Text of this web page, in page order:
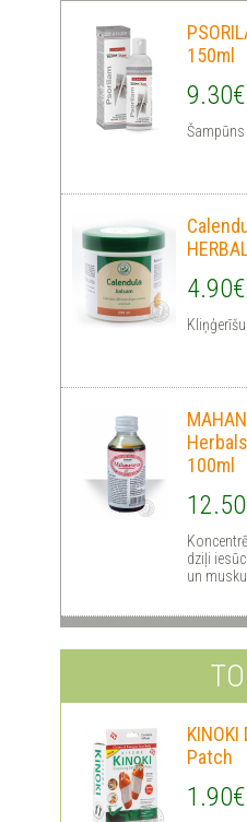
150ml
9.30€
4.90€
100ml
dziļi
un
Patch
1.90€